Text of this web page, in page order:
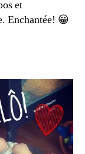
et
Enchantée! 😀